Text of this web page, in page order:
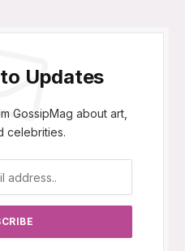
Updates
GossipMag about art,
celebrities.